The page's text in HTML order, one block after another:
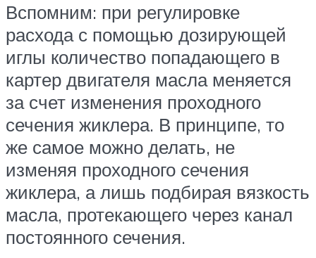
Вспомним: при регулировке
расхода с помощью дозирующей
иглы количество попадающего в
картер двигателя масла меняется
за счет изменения проходного
сечения жиклера. В принципе, то
же самое можно делать, не
изменяя проходного сечения
жиклера, а лишь подбирая вязкость
масла, протекающего через канал
постоянного сечения.